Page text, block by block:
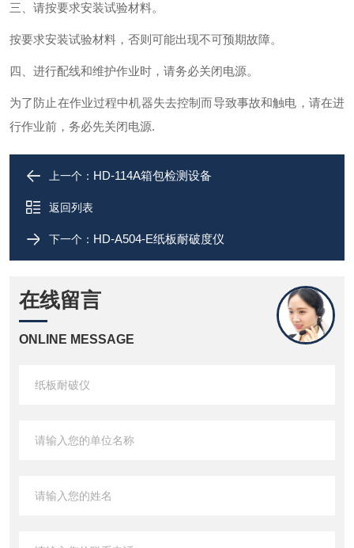
三、请按要求安装试验材料。
按要求安装试验材料，否则可能出现不可预期故障。
四、进行配线和维护作业时，请务必关闭电源。
为了防止在作业过程中机器失去控制而导致事故和触电，请在进
行作业前，务必先关闭电源.
上一个： HD-114A箱包检测设备
返回列表
下一个： HD-A504-E纸板耐破度仪
在线留言
ONLINE MESSAGE